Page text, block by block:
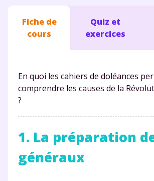
Fiche de
cours
Quiz et
exercices
En quoi les cahiers de doléances
comprendre les causes de la
?
1. La préparation
généraux